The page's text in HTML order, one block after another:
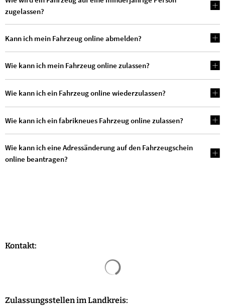
zugelassen?
Kann ich mein Fahrzeug online abmelden?
Wie kann ich mein Fahrzeug online zulassen?
Wie kann ich ein Fahrzeug online wiederzulassen?
Wie kann ich ein fabrikneues Fahrzeug online zulassen?
Wie kann ich eine Adressänderung auf den Fahrzeugschein
online beantragen?
Kontakt:
Zulassungsstellen im Landkreis: